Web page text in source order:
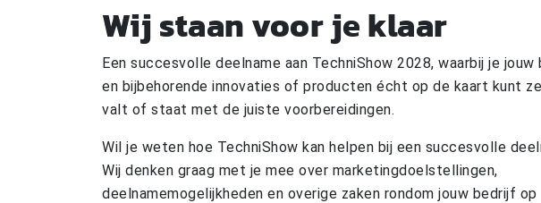
Wij staan voor je klaar
Een succesvolle deelname aan TechniShow 2028, waarbij je jouw
en bijbehorende innovaties of producten écht op de kaart kunt
valt of staat met de juiste voorbereidingen.
Wil je weten hoe TechniShow kan helpen bij een succesvolle
Wij denken graag met je mee over marketingdoelstellingen,
deelnamemogelijkheden en overige zaken rondom jouw bedrijf op